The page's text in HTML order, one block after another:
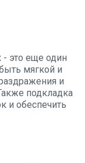
это еще один
мягкой и
и
подкладка
и обеспечить